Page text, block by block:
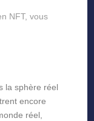
NFT, vous
la sphère réel
encore
réel,